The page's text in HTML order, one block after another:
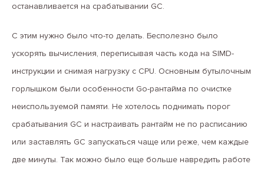
останавливается на срабатывании GC.
С этим нужно было что-то делать. Бесполезно было
ускорять вычисления, переписывая часть кода на SIMD-
инструкции и снимая нагрузку с CPU. Основным бутылочным
горлышком были особенности Go-рантайма по очистке
неиспользуемой памяти. Не хотелось поднимать порог
срабатывания GC и настраивать рантайм не по расписанию
или заставлять GC запускаться чаще или реже, чем каждые
две минуты. Так можно было еще больше навредить работе